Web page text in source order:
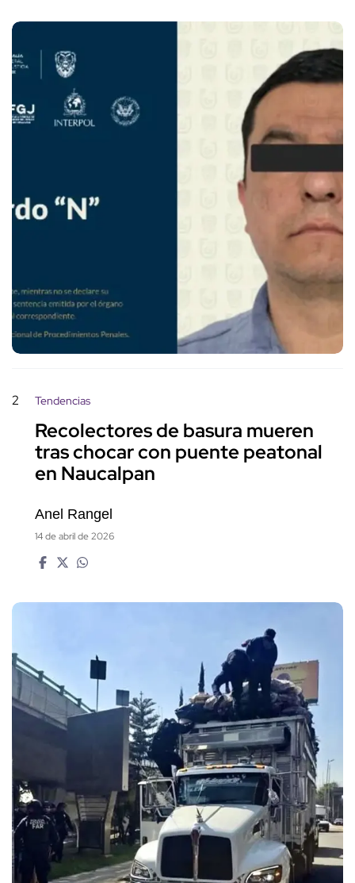
2 Tendencias
Recolectores de basura mueren
tras chocar con puente peatonal
en Naucalpan
Anel Rangel
14 de abril de 2026